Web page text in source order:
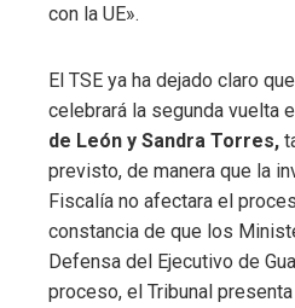
con la UE».
El TSE ya ha dejado claro
celebrará la segunda vuelta
de León y Sandra Torres,
previsto, de manera que la
Fiscalía no afectara el
constancia de que los
Defensa del Ejecutivo de
proceso, el Tribunal